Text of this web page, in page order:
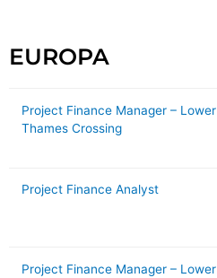
EUROPA
Project Finance Manager – Lower
Thames Crossing
Project Finance Analyst
Project Finance Manager – Lower